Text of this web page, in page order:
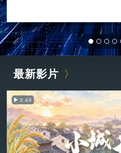
最新影片
3:49